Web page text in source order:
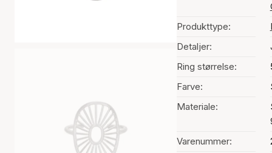
Produkttype:
Detaljer:
Ring størrelse:
Farve:
Materiale:
Varenummer: